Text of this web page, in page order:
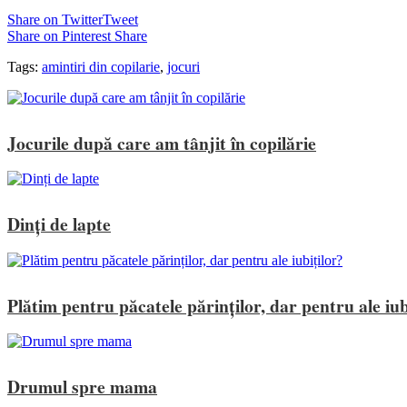
Share on TwitterTweet
Share on Pinterest Share
Tags: amintiri din copilarie, jocuri
Jocurile după care am tânjit în copilărie
Dinți de lapte
Plătim pentru păcatele părinților, dar pentru ale
Drumul spre mama